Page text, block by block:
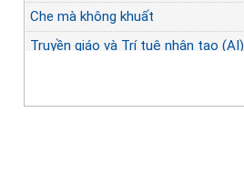
Che mà không khuất
Truyền giáo và Trí tuệ nhân tạo (AI)